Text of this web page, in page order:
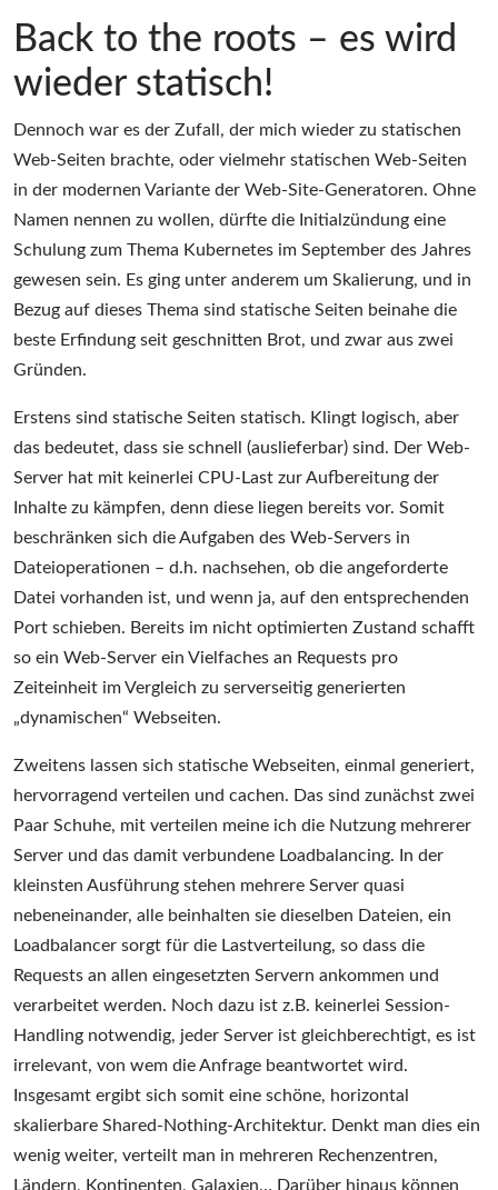
Back to the roots – es wird
wieder statisch!
Dennoch war es der Zufall, der mich wieder zu statischen
Web-Seiten brachte, oder vielmehr statischen Web-Seiten
in der modernen Variante der Web-Site-Generatoren. Ohne
Namen nennen zu wollen, dürfte die Initialzündung eine
Schulung zum Thema Kubernetes im September des Jahres
gewesen sein. Es ging unter anderem um Skalierung, und in
Bezug auf dieses Thema sind statische Seiten beinahe die
beste Erfindung seit geschnitten Brot, und zwar aus zwei
Gründen.
Erstens sind statische Seiten statisch. Klingt logisch, aber
das bedeutet, dass sie schnell (auslieferbar) sind. Der Web-
Server hat mit keinerlei CPU-Last zur Aufbereitung der
Inhalte zu kämpfen, denn diese liegen bereits vor. Somit
beschränken sich die Aufgaben des Web-Servers in
Dateioperationen – d.h. nachsehen, ob die angeforderte
Datei vorhanden ist, und wenn ja, auf den entsprechenden
Port schieben. Bereits im nicht optimierten Zustand schafft
so ein Web-Server ein Vielfaches an Requests pro
Zeiteinheit im Vergleich zu serverseitig generierten
„dynamischen“ Webseiten.
Zweitens lassen sich statische Webseiten, einmal generiert,
hervorragend verteilen und cachen. Das sind zunächst zwei
Paar Schuhe, mit verteilen meine ich die Nutzung mehrerer
Server und das damit verbundene Loadbalancing. In der
kleinsten Ausführung stehen mehrere Server quasi
nebeneinander, alle beinhalten sie dieselben Dateien, ein
Loadbalancer sorgt für die Lastverteilung, so dass die
Requests an allen eingesetzten Servern ankommen und
verarbeitet werden. Noch dazu ist z.B. keinerlei Session-
Handling notwendig, jeder Server ist gleichberechtigt, es ist
irrelevant, von wem die Anfrage beantwortet wird.
Insgesamt ergibt sich somit eine schöne, horizontal
skalierbare Shared-Nothing-Architektur. Denkt man dies ein
wenig weiter, verteilt man in mehreren Rechenzentren,
Ländern, Kontinenten, Galaxien… Darüber hinaus können